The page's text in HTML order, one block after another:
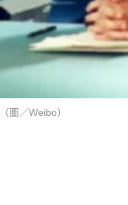
圖／Weibo）